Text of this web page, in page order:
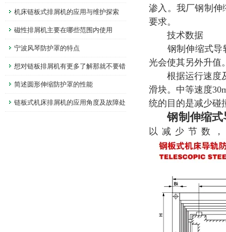
智能化发展
机床链板式排屑机的应用与维护探索
磁性排屑机主要在哪些范围内使用
宁波风琴防护罩的特点
想对链板排屑机有更多了解那就不要错
过本篇
简述圆形伸缩防护罩的性能
链板式机床排屑机的应用角度及故障处
渗入。我厂钢制伸
要求。
技术数据
钢制伸缩式导轨
光会使其另外升值
根据运行速度及
滑块。中等速度
统的目的是减少碰
钢制伸缩
以减少节数